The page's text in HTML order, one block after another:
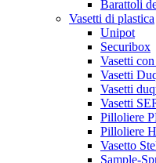
Barattoli
Vasetti di plastica
Unipot
Securibox
Vasetti
Vasetti
Vasetti
Vasetti
Pilloliere
Pilloliere
Vasetto
Sample-